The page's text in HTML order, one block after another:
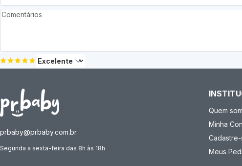
prbaby@prbaby.com.br
Segunda a sexta-feira das 8h às 18h
Quem
Minha
Meus